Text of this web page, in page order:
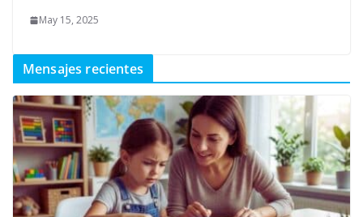
May 15, 2025
Mensajes recientes